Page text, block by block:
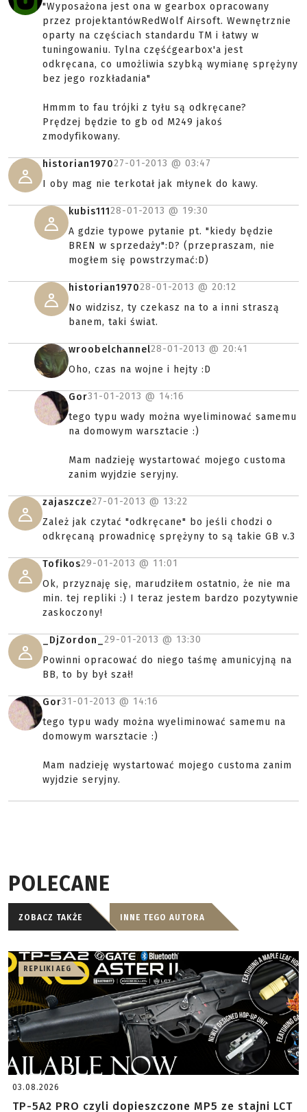
"Wyposażona jest ona w gearbox opracowany
przez projektantówRedWolf Airsoft. Wewnętrznie
oparty na częściach standardu TM i łatwy w
tuningowaniu. Tylna częśćgearbox'a jest
odkręcana, co umożliwia szybką wymianę sprężyny
bez jego rozkładania"
Hmmm to fau trójki z tyłu są odkręcane?
Prędzej będzie to gb od M249 jakoś
zmodyfikowany.
historian197027-01-2013 @ 03:47
I oby mag nie terkotał jak młynek do kawy.
kubis11128-01-2013 @ 19:30
A gdzie typowe pytanie pt. "kiedy będzie
BREN w sprzedaży":D? (przepraszam, nie
mogłem się powstrzymać:D)
historian197028-01-2013 @ 20:12
No widzisz, ty czekasz na to a inni straszą
banem, taki świat.
wroobelchannel28-01-2013 @ 20:41
Oho, czas na wojne i hejty :D
Gor31-01-2013 @ 14:16
tego typu wady można wyeliminować samemu
na domowym warsztacie :)
Mam nadzieję wystartować mojego customa
zanim wyjdzie seryjny.
zajaszcze27-01-2013 @ 13:22
Zależ jak czytać "odkręcane" bo jeśli chodzi o
odkręcaną prowadnicę sprężyny to są takie GB v.3
Tofikos29-01-2013 @ 11:01
Ok, przyznaję się, marudziłem ostatnio, że nie ma
min. tej repliki :) I teraz jestem bardzo pozytywnie
zaskoczony!
_DjZordon_ 29-01-2013 @ 13:30
Powinni opracować do niego taśmę amunicyjną na
BB, to by był szał!
Gor31-01-2013 @ 14:16
tego typu wady można wyeliminować samemu na
domowym warsztacie :)
Mam nadzieję wystartować mojego customa zanim
wyjdzie seryjny.
POLECANE
ZOBACZ TAKŻE INNE TEGO AUTORA
REPLIKI AEG
03.08.2026
TP-5A2 PRO czyli dopieszczone MP5 ze stajni LCT